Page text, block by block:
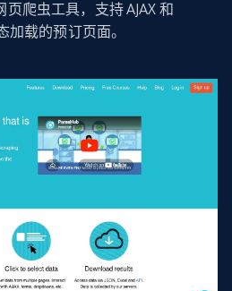
页爬虫工具，支持 AJAX 和
加载的预订页面。